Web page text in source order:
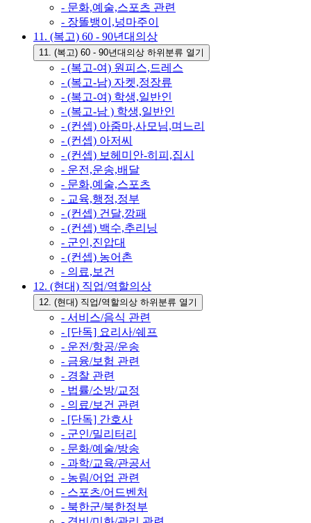
- 문화,예술,스포츠 관련
- 장똘뱅이,넝마주이
11. (복고) 60 - 90년대의상
11. (복고) 60 - 90년대의상 하위분류 열기
- (복고-여) 원피스,드레스
- (복고-남) 자켓,정장류
- (복고-여) 학생,일반인
- (복고-남 ) 학생,일반인
- (컨셉) 아줌마,사모님,며느리
- (컨셉) 아저씨
- (컨셉) 보헤미안-히피,집시
- 운전,운송,배달
- 문화,예술,스포츠
- 교육,행정,정부
- (컨셉) 건달,깡패
- (컨셉) 백수,추리닝
- 군인,진압대
- (컨셉) 농어촌
- 의료,보건
12. (현대) 직업/역할의상
12. (현대) 직업/역할의상 하위분류 열기
- 서비스/음식 관련
- [단독] 요리사/쉐프
- 운전/항공/운송
- 금융/보험 관련
- 경찰 관련
- 법률/소방/교정
- 의료/보건 관련
- [단독] 간호사
- 군인/밀리터리
- 문화/예술/방송
- 과학/교육/관공서
- 농림/어업 관련
- 스포츠/어드벤처
- 북한군/북한정부